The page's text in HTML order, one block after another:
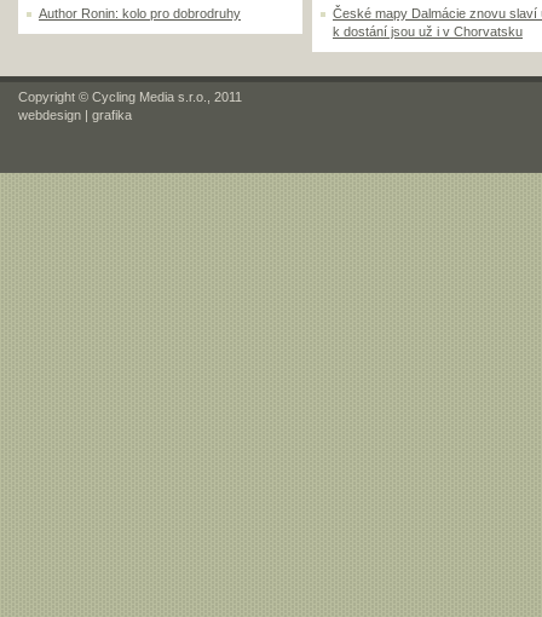
Author Ronin: kolo pro dobrodruhy
České mapy Dalmácie znovu slaví
k dostání jsou už i v Chorvatsku
Copyright © Cycling Media s.r.o., 2011
webdesign | grafika